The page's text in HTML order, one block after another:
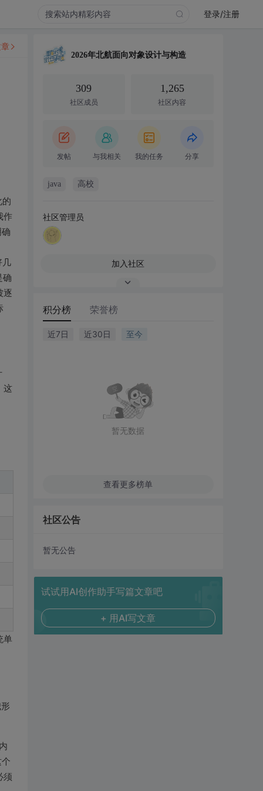
登录/注册
的
作
几
确
逐
这
单
须
2026年北航面向对象设计与构造
309
社区成员
1,265
社区内容
发帖 与我相关 我的任务 分享
java 高校
社区管理员
加入社区
积分榜 荣誉榜
近7日 近30日 至今
暂无数据
查看更多榜单
社区公告
暂无公告
试试用AI创作助手写篇文章吧
+ 用AI写文章